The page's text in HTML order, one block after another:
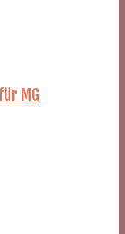
MG